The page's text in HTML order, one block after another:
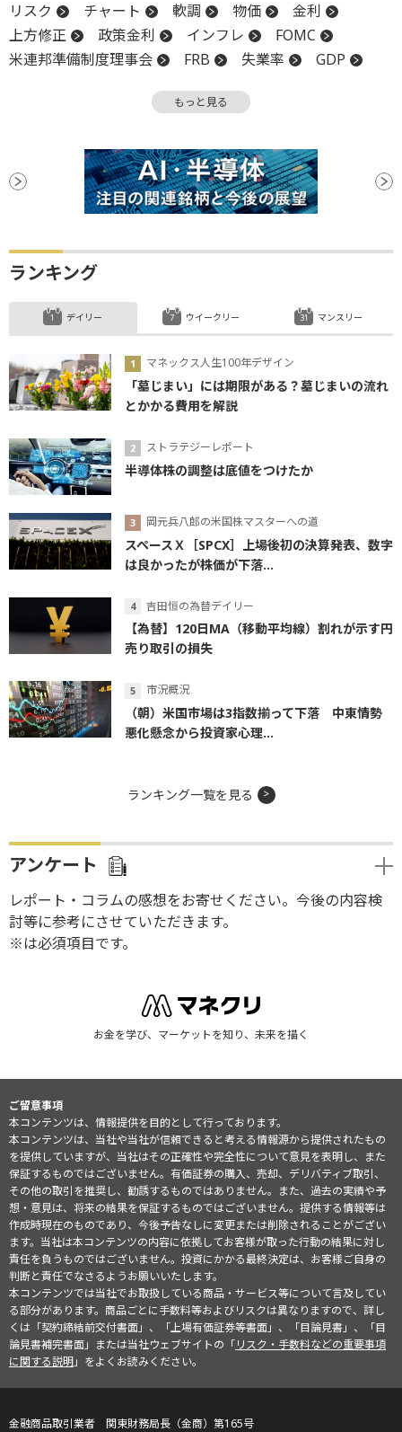
リスク チャート 軟調 物価
金利
上方修正
政策金利 インフレ
FOMC
米連邦準備制度理事会
FRB 失業率
GDP
もっと見る
ランキング
デイリー
マネックス人生100年デザイン
「墓じまい」には期限がある？墓じまいの流れ
とかかる費用を解説
ストラテジーレポート
半導体株の調整は底値をつけたか
岡元兵八郎の米国株マスターへの道
スペースＸ［SPCX］上場後初の決算発表、数字
は良かったが株価が下落...
吉田恒の為替デイリー
【為替】120日MA（移動平均線）割れが示す円
売り取引の損失
市況概況
（朝）米国市場は3指数揃って下落 中東情勢
悪化懸念から投資家心理...
ウイークリー マンスリー
ランキング一覧を見る
アンケート
レポート・コラムの感想をお寄せください。今後の内容検
討等に参考にさせていただきます。
※は必須項目です。
お金を学び、マーケットを知り、未来を描く
ご留意事項
本コンテンツは、情報提供を目的として行っております。
本コンテンツは、当社や当社が信頼できると考える情報源から提供されたもの
を提供していますが、当社はその正確性や完全性について意見を表明し、また
保証するものではございません。有価証券の購入、売却、デリバティブ取引、
その他の取引を推奨し、勧誘するものではありません。また、過去の実績や予
想・意見は、将来の結果を保証するものではございません。提供する情報等は
作成時現在のものであり、今後予告なしに変更または削除されることがござい
ます。当社は本コンテンツの内容に依拠してお客様が取った行動の結果に対し
責任を負うものではございません。投資にかかる最終決定は、お客様ご自身の
判断と責任でなさるようお願いいたします。
本コンテンツでは当社でお取扱している商品・サービス等について言及してい
る部分があります。商品ごとに手数料等およびリスクは異なりますので、詳し
くは「契約締結前交付書面」、「上場有価証券等書面」、「目論見書」、「目
論見書補完書面」または当社ウェブサイトの「リスク・手数料などの重要事項
に関する説明」をよくお読みください。
金融商品取引業者 関東財務局長（金商）第165号